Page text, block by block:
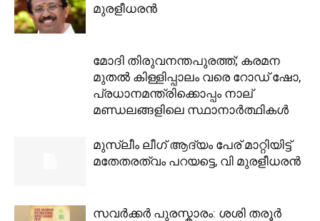
മുരളീധരന്‍
മോദി തിരുവനന്തപുരത്ത്; കരമന
മുതൽ കിള്ളിപ്പാലം വരെ റോഡ് ഷോ,
പ്രധാനമന്ത്രിക്കൊപ്പം നാല്
മണ്ഡലങ്ങളിലെ സ്ഥാനാർത്ഥികൾ
മുസ്ലീം ലീഗ് ആദ്യം പേര് മാറ്റിയിട്ട്
മതേതരത്വം പറയട്ടെ, വി മുരളീധരന്‍
സവർക്കർ പുരസ്കാരം: ശശി തരൂർ